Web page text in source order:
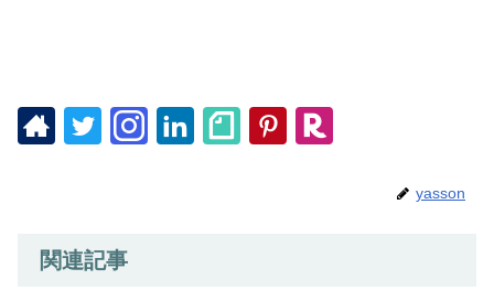
yasson
関連記事